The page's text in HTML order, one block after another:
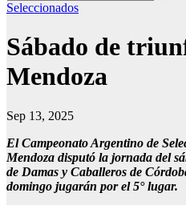
Seleccionados
Sábado de
Mendoza
Sep 13, 2025
El Campeonato Argentino de
Mendoza disputó la jornada del
de Damas y Caballeros de
domingo jugarán por el 5° lugar.